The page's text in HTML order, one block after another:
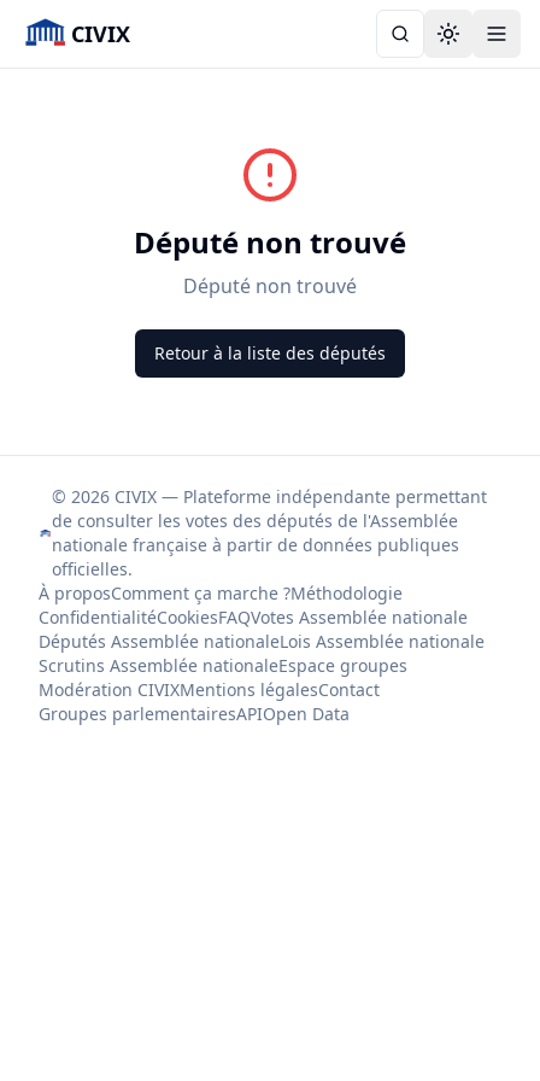
CIVIX Toggle
Député non trouvé
Député non trouvé
Retour à la liste des députés
© 2026 CIVIX — Plateforme indépendante permettant
de consulter les votes des députés de l'Assemblée
nationale française à partir de données publiques
officielles.
À proposComment ça marche ?Méthodologie
ConfidentialitéCookiesFAQVotes Assemblée nationale
Députés Assemblée nationaleLois Assemblée nationale
Scrutins Assemblée nationaleEspace groupes
Modération CIVIXMentions légalesContact
Groupes parlementairesAPIOpen Data